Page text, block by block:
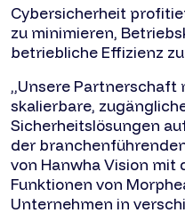
Cybersicherheit
zu minimieren,
betriebliche Effizienz
„Unsere Partnerschaft
skalierbare,
Sicherheitslösungen
der
von Hanwha Vision mit
Funktionen von
Unternehmen in